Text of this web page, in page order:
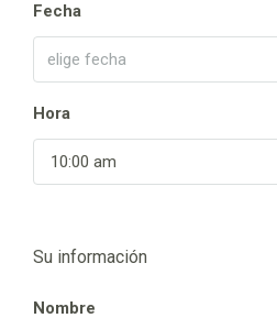
Fecha
Hora
10:00 am
Su información
Nombre